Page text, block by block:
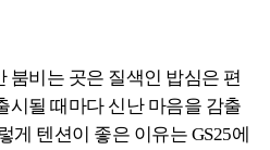
붐비는 곳은 질색인 밥심은 편
시될 때마다 신난 마음을 감출
게 텐션이 좋은 이유는 GS25에